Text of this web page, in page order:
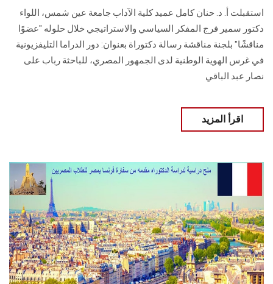
‎استقبلت أ. د. حنان كامل عميد كلية الآداب جامعة عين شمس، اللواء
دكتور سمير فرج ‏المفكر السياسي والاستراتيجي خلال حلوله "عضوًا
مناقشًا" بلجنة مناقشة رسالة دكتوراة بعنوان: دور الدراما التليفزيونية
في غرس الهوية الوطنية لدى الجمهور المصري، للباحثة رباب على
‏نصار عبد الباقي
اقرأ المزيد